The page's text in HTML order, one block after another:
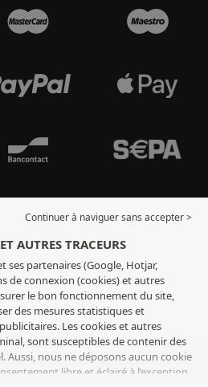
Continuer à naviguer sans accepter >
AUTRES TRACEURS
ses partenaires (Google, Hotjar,
de connexion (cookies) et autres
le bon fonctionnement du site,
des mesures statistiques et
Les cookies et autres
sont susceptibles de contenir des
Aussi, nous ne déposons aucun cookie
libre et éclairé à l’exception